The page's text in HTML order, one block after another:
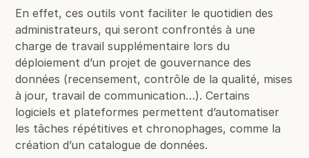
En effet, ces outils vont faciliter le quotidien des
administrateurs, qui seront confrontés à une
charge de travail supplémentaire lors du
déploiement d’un projet de gouvernance des
données (recensement, contrôle de la qualité, mises
à jour, travail de communication…). Certains
logiciels et plateformes permettent d’automatiser
les tâches répétitives et chronophages, comme la
création d’un catalogue de données.